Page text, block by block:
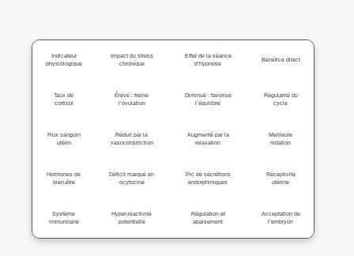
Indicateur
physiologique
Impact du stress
chronique
Effet de la séance
d’hypnose
Bénéfice direct
Taux de
cortisol
Élevé : freine
l’ovulation
Diminué : favorise
l’équilibre
Régularité du
cycle
Flux sanguin
utérin
Réduit par la
vasoconstriction
Augmenté par la
relaxation
Meilleure
nidation
Hormones de
bien-être
Déficit marqué en
ocytocine
Pic de sécrétions
endorphiniques
Réceptivité
utérine
Système
immunitaire
Hyper-réactivité
potentielle
Régulation et
apaisement
Acceptation de
l’embryon